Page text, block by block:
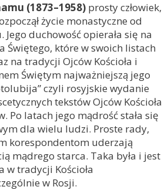
(1873–1958) prosty człowiek,
życie monastyczne od
duchowość opierała się na
Świętego, które w swoich listach
na tradycji Ojców Kościoła i
Świętym najważniejszą jego
czyli rosyjskie wydanie
tekstów Ojców Kościoła
Po latach jego mądrość stała się
dla wielu ludzi. Proste rady,
korespondentom uderzają
mądrego starca. Taka była i jest
tradycji Kościoła
w Rosji.